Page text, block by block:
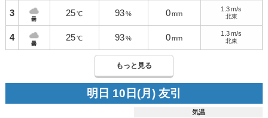
3
曇
25 ℃ 93 % 0 mm
1.3 m/s
北東
4
曇
25 ℃ 93 % 0 mm
1.3 m/s
北東
もっと見る
明日 10日(月) 友引
気温